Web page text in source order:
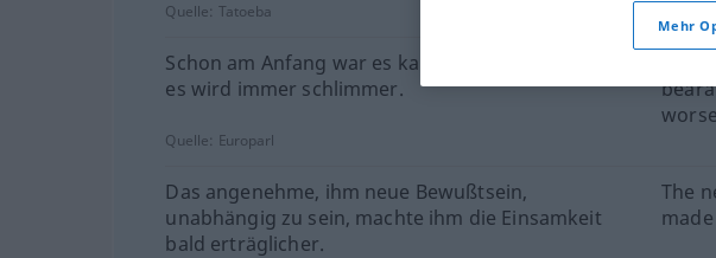
Quelle: Tatoeba
Schon am Anfang war es kaum erträglich, aber
es wird immer schlimmer.
Quelle: Europarl
Das angenehme, ihm neue Bewußtsein,
unabhängig zu sein, machte ihm die Einsamkeit
bald erträglicher.
The
Mehr